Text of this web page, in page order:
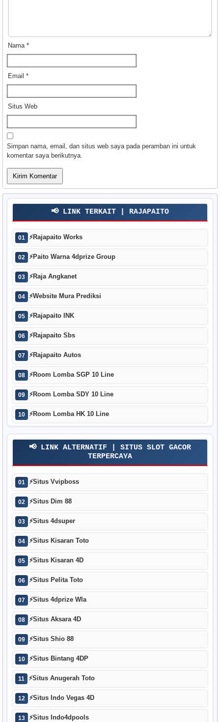
Nama *
Email *
Situs Web
Simpan nama, email, dan situs web saya pada peramban ini untuk
komentar saya berikutnya.
📢 LINK TERKAIT | RAJAPAITO
01 ⚡Rajapaito Works
02 ⚡Paito Warna 4dprize Group
03 ⚡Raja Angkanet
04 ⚡Website Mura Prediksi
05 ⚡Rajapaito INK
06 ⚡Rajapaito Sbs
07 ⚡Rajapaito Autos
08 ⚡Room Lomba SGP 10 Line
09 ⚡Room Lomba SDY 10 Line
10 ⚡Room Lomba HK 10 Line
📢 LINK ALTERNATIF | SITUS SLOT GACOR
TERPERCAYA
01 ⚡Situs Vvipboss
02 ⚡Situs Dim 88
03 ⚡Situs 4dsuper
04 ⚡Situs Kisaran Toto
05 ⚡Situs Kisaran 4D
06 ⚡Situs Pelita Toto
07 ⚡Situs 4dprize Wla
08 ⚡Situs Aksara 4D
09 ⚡Situs Shio 88
10 ⚡Situs Bintang 4DP
11 ⚡Situs Anugerah Toto
12 ⚡Situs Indo Vegas 4D
13 ⚡Situs Indo4dpools